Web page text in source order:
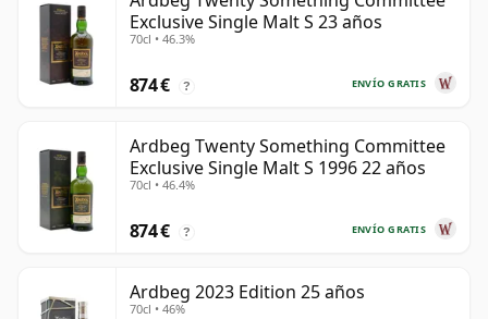
Exclusive Single Malt S 23 años
70cl • 46.3%
ENVÍO GRATIS
874 € ?
Ardbeg Twenty Something Committee
Exclusive Single Malt S 1996 22 años
70cl • 46.4%
ENVÍO GRATIS
874 € ?
Ardbeg 2023 Edition 25 años
70cl • 46%